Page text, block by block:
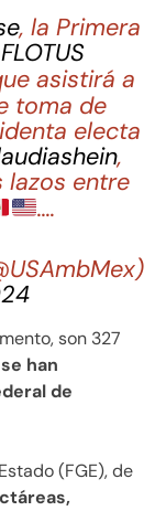
, la Primera
asistirá a
toma de
electa
,
lazos entre
.…
son 327
han
de
(FGE), de